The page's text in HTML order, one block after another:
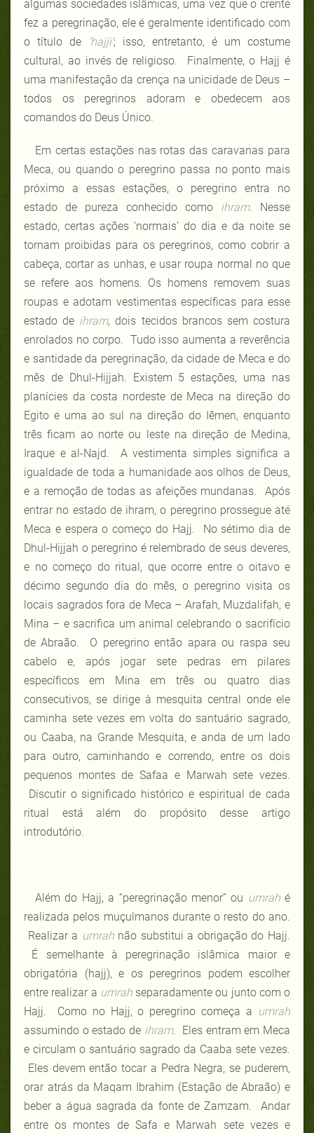
algumas sociedades islâmicas, uma vez que o crente
fez a peregrinação, ele é geralmente identificado com
o título de
‘hajji’; isso, entretanto, é um costume
cultural, ao invés de religioso. Finalmente, o Hajj é
uma manifestação da crença na unicidade de Deus –
todos os peregrinos adoram e obedecem aos
comandos do Deus Único.
Em certas estações nas rotas das caravanas para
Meca, ou quando o peregrino passa no ponto mais
próximo a essas estações, o peregrino entra no
estado de pureza conhecido como ihram. Nesse
estado, certas ações ‘normais’ do dia e da noite se
tornam proibidas para os peregrinos, como cobrir a
cabeça, cortar as unhas, e usar roupa normal no que
se refere aos homens. Os homens removem suas
roupas e adotam vestimentas específicas para esse
estado de ihram, dois tecidos brancos sem costura
enrolados no corpo. Tudo isso aumenta a reverência
e santidade da peregrinação, da cidade de Meca e do
mês de Dhul-Hijjah. Existem 5 estações, uma nas
planícies da costa nordeste de Meca na direção do
Egito e uma ao sul na direção do Iêmen, enquanto
três ficam ao norte ou leste na direção de Medina,
Iraque e al-Najd. A vestimenta simples significa a
igualdade de toda a humanidade aos olhos de Deus,
e a remoção de todas as afeições mundanas. Após
entrar no estado de ihram, o peregrino prossegue até
Meca e espera o começo do Hajj. No sétimo dia de
Dhul-Hijjah o peregrino é relembrado de seus deveres,
e no começo do ritual, que ocorre entre o oitavo e
décimo segundo dia do mês, o peregrino visita os
locais sagrados fora de Meca – Arafah, Muzdalifah, e
Mina – e sacrifica um animal celebrando o sacrifício
de Abraão. O peregrino então apara ou raspa seu
cabelo e, após jogar sete pedras em pilares
específicos em Mina em três ou quatro dias
consecutivos, se dirige à mesquita central onde ele
caminha sete vezes em volta do santuário sagrado,
ou Caaba, na Grande Mesquita, e anda de um lado
para outro, caminhando e correndo, entre os dois
pequenos montes de Safaa e Marwah sete vezes.
Discutir o significado histórico e espiritual de cada
ritual está além do propósito desse artigo
introdutório.
Além do Hajj, a “peregrinação menor” ou umrahé
realizada pelos muçulmanos durante o resto do ano.
Realizar a umrahnão substitui a obrigação do Hajj.
É semelhante à peregrinação islâmica maior e
obrigatória (hajj), e os peregrinos podem escolher
entre realizar a umrahseparadamente ou junto com o
Hajj. Como no Hajj, o peregrino começa a umrah
assumindo o estado de ihram. Eles entram em Meca
e circulam o santuário sagrado da Caaba sete vezes.
Eles devem então tocar a Pedra Negra, se puderem,
orar atrás da Maqam Ibrahim (Estação de Abraão) e
beber a água sagrada da fonte de Zamzam. Andar
entre os montes de Safa e Marwah sete vezes e